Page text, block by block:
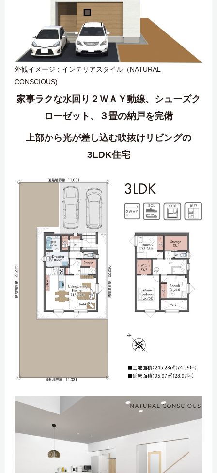
外観イメージ：インテリアスタイル（NATURAL
CONSCIOUS)
家事ラクな水回り２ＷＡＹ動線、シューズク
ローゼット、３畳の納戸を完備
上部から光が差し込む吹抜けリビングの
3LDK住宅